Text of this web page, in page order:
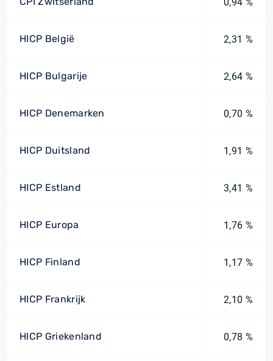
HICP België 2,31 %
HICP Bulgarije 2,64 %
HICP Denemarken 0,70 %
HICP Duitsland 1,91 %
HICP Estland 3,41 %
HICP Europa 1,76 %
HICP Finland 1,17 %
HICP Frankrijk 2,10 %
HICP Griekenland 0,78 %